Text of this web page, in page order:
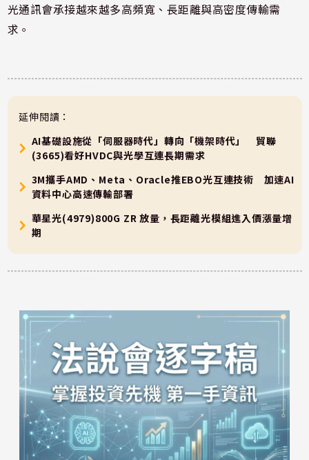
光通訊會承接越來越多高頻寬、長距離與高密度傳輸需
求。
延伸閱讀：
AI基礎設施從「伺服器時代」轉向「機架時代」 貿聯
(3665)看好HVDC與光學互連長期需求
3M攜手AMD、Meta、Oracle推EBO光互連技術 加速AI
資料中心高速傳輸部署
華星光(4979)800G ZR 放量，長距離光模組進入價漲量增
期